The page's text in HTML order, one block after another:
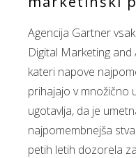
Agencija Gartner
Digital Marketing and
kateri napove
prihajajo v množično
ugotavlja, da je
najpomembnejša
petih letih dozorela